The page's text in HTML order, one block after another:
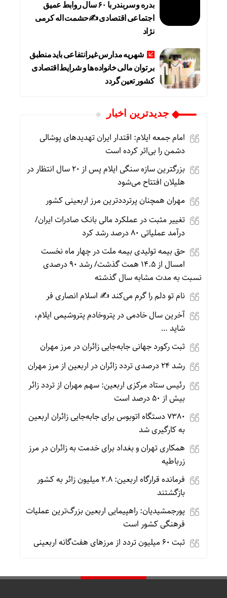
بدره و سربندر با ۶۰ سال روابط عمیق
اجتماعی اقتصادی ✍حشمت اله کرمی
نژاد
شهریه مدارس غیرانتفاعی باید منطبق
بر توان مالی خانواده ها و شرایط اقتصادی
کشور تعین گردد
جديدترين اخبار
امام جمعه ایلام: اقتدار ایران تهدیدهای پوشالی
دشمن را بی‌اثر کرده است
بزرگترین سازه سنگی ایلام پس از ۲۰ سال انتظار در
هلیلان افتتاح می‌شود
مهران همچنان پرترددترین مرز اربعینی کشور
تغییر مثبت در عملکرد مالی بانک صادرات ایران/
درآمد عملیاتی ۸۰ درصد رشد کرد
حق بیمه تولیدی بیمه ملت در چهار ماه نخست
امسال از ۱۴.۵ همت گذشت/ رشد ۹۰ درصدی
نسبت به مدت مشابه سال گذشته
نام تو دلم را گرم می‌کند ✍️ اسلام انصاری فر
آخرین سال خادمی در پتروخادم پتروشیمی ایلام،
شاید …
ثبت رکورد جهانی جابه‌جایی زائران در مرز مهران
رشد ۲۴ درصدی تردد زائران در اربعین از مرز مهران
رئیس ستاد مرکزی اربعین: سهم مهران از تردد زائر
بیش از ۵۰ درصد است
۷۳۸۰ دستگاه اتوبوس برای جابه‌جایی زائران اربعین
به‌ کارگیری شد
همکاری تهران و بغداد برای خدمت به زائران در مرز
زرباطیه
فرمانده قرارگاه اربعین: ۲.۸ میلیون زائر به کشور
بازگشتند
پورجمشیدیان: راهپیمایی اربعین بزرگ‌ترین عملیات
فرهنگی کشور است
ثبت ۶۰ میلیون تردد از مرزهای هفت‌گانه اربعینی